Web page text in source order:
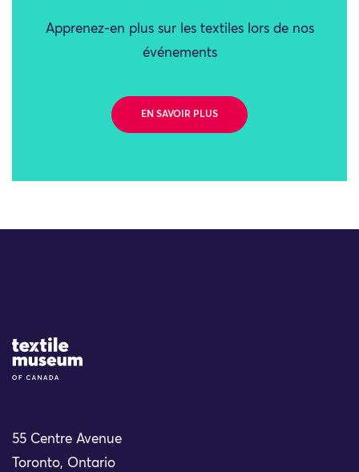
Apprenez-en plus sur les textiles lors de nos
événements
EN SAVOIR PLUS
Site Logo
55 Centre Avenue
Toronto, Ontario